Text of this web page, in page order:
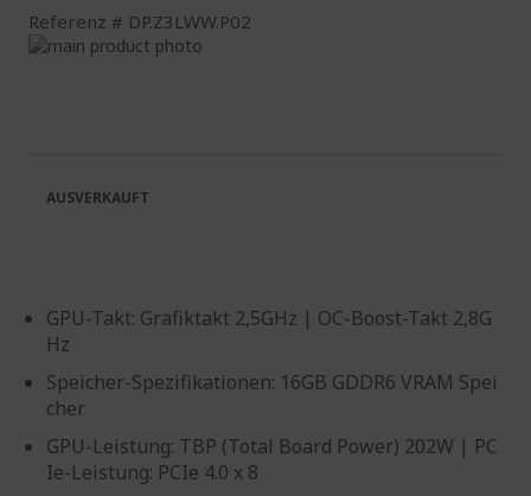
Referenz DP.Z3LWW.P02
Zum
GPU-Takt: Grafiktakt 2,5GHz | OC-Boost-Takt 2,8G
Hz
Speicher-Spezifikationen: 16GB GDDR6 VRAM Spei
cher
GPU-Leistung: TBP (Total Board Power) 202W | PC
Ie-Leistung: PCIe 4.0 x 8
AUSVERKAUFT